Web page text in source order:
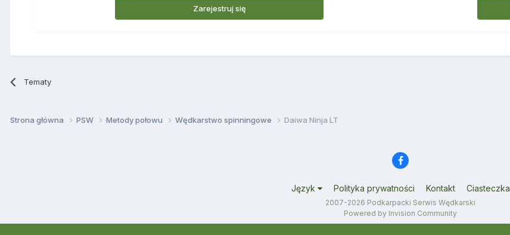
Zarejestruj się
Tematy
Strona główna PSW Metody połowu Wędkarstwo spinningowe Daiwa Ninja LT
Język Polityka prywatności Kontakt Ciasteczka
2007-2026 Podkarpacki Serwis Wędkarski
Powered by Invision Community